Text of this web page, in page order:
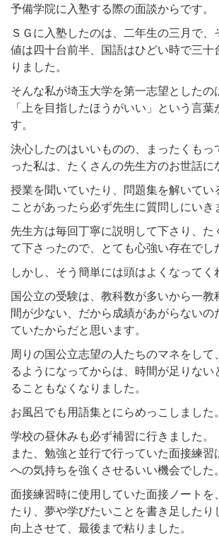
予備学院に入塾する際の面談からです。
ＳＧに入塾したのは、二年生の三月で、
値は四十台前半、国語はひどい時で三十
りました。
そんな私が埼玉大学を第一志望としたの
「上を目指したほうがいい」という言
す。
決心したのはいいものの、まったくもっ
った私は、たくさんの先生方のお世話に
授業を聞いていたり、問題集を解いてい
ことがあったら必ず先生に質問しにいき
先生方は毎回丁寧に説明して下さり、た
て下さったので、とても心強い存在でし
しかし、そう簡単には頭はよくなってく
国公立の受験は、教科数が多いから一教
間が少ない、だから成績があがらないの
ていたからだと思います。
周りの国公立志望の人たちのマネをして
るようになってからは、時間が足りない
ることもなくなりました。
お風呂でも用語集とにらめっこしました。
学校の昼休みも必ず補習に行きました。
また、勉強と並行で行っていた面接練習
への気持ちを強くさせるいい機会でした。
面接練習時に使用していた面接ノートを
たり、夢や学びたいことを書き足したり
向上させて、最後まで粘りました。